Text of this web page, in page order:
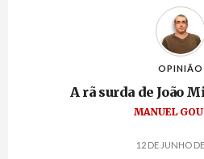
OPINIÃO
A rã surda de João
MANUEL
12 DE JUNHO